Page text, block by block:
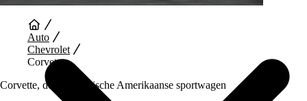
Auto
Chevrolet
Corvette
Corvette, de legendarische Amerikaanse sportwagen